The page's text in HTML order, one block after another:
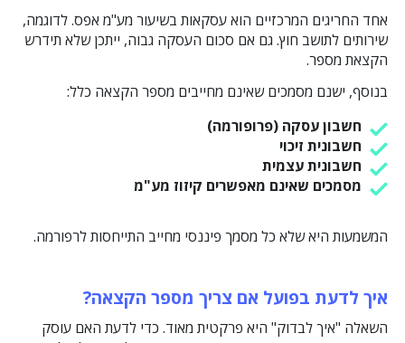
אחד החריגים המרכזיים הוא עסקאות בשיעור מע"מ אפס. לדוגמה,
שירותים לתושב חוץ. גם אם סכום העסקה גבוה, ייתכן שלא תידרש
הקצאת מספר.
בנוסף, ישנם מסמכים שאינם מחייבים מספר הקצאה כלל:
חשבון עסקה (פרופורמה)
חשבונית זיכוי
חשבונית עצמית
מסמכים שאינם מאפשרים קיזוז מע"מ
המשמעות היא שלא כל מסמך פיננסי מחייב התייחסות לרפורמה.
איך לדעת בפועל אם צריך מספר הקצאה?
השאלה "איך לבדוק" היא פרקטית מאוד. כדי לדעת האם עוסק